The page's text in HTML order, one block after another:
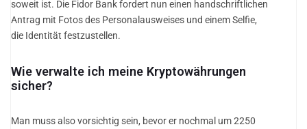
soweit ist. Die Fidor Bank fordert nun einen handschriftlichen
Antrag mit Fotos des Personalausweises und einem Selfie,
die Identität festzustellen.
Wie verwalte ich meine Kryptowährungen
sicher?
Man muss also vorsichtig sein, bevor er nochmal um 2250